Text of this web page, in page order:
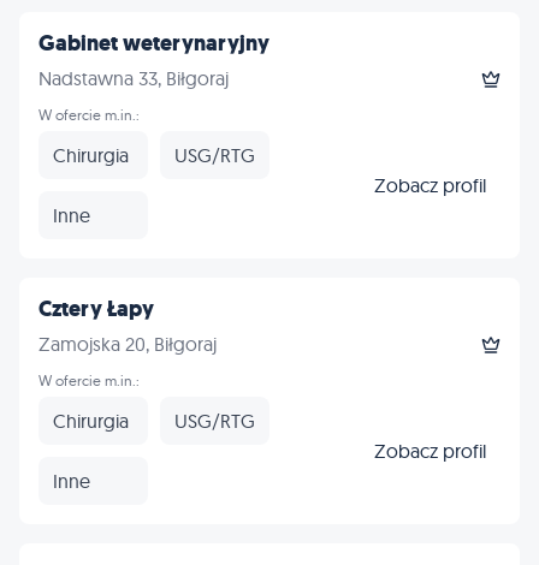
Gabinet weterynaryjny
Nadstawna 33, Biłgoraj
W ofercie m.in.:
Chirurgia USG/RTG
Inne
Zobacz profil
Cztery Łapy
Zamojska 20, Biłgoraj
W ofercie m.in.:
Chirurgia USG/RTG
Inne
Zobacz profil